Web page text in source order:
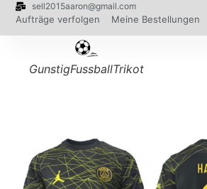
sell2015aaron@gmail.com
Aufträge verfolgen Meine Bestellungen
GunstigFussballTrikot